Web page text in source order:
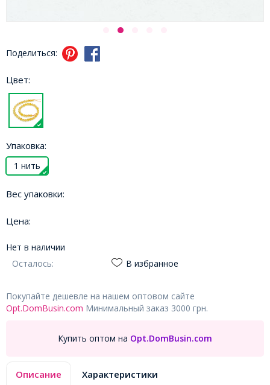
Поделиться:
Цвет:
Упаковка:
1 нить
Вес упаковки:
Цена:
Нет в наличии
Осталось:
В избранное
Покупайте дешевле на нашем оптовом сайте
Opt.DomBusin.com Минимальный заказ 3000 грн.
Купить оптом на Opt.DomBusin.com
Описание Характеристики